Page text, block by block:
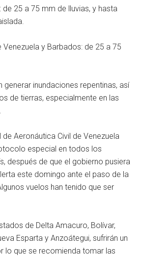
de 25 a 75 mm de lluvias, y hasta
y Barbados: de 25 a 75
generar inundaciones repentinas, así
de tierras, especialmente en las
Aeronáutica Civil de Venezuela
especial en todos los
después de que el gobierno pusiera
este domingo ante el paso de la
vuelos han tenido que ser
de Delta Amacuro, Bolívar,
Esparta y Anzoátegui, sufrirán un
lo que se recomienda tomar las